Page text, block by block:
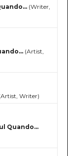
(Writer,
(Artist,
Writer)
Quando...